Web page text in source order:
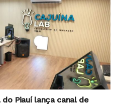
Piauí lança canal de